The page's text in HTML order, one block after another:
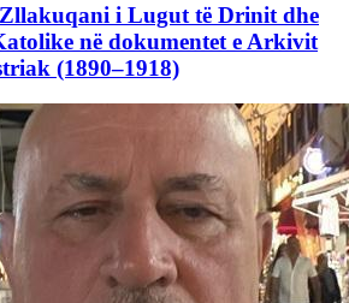
i Lugut të Drinit dhe
në dokumentet e Arkivit
(1890–1918)